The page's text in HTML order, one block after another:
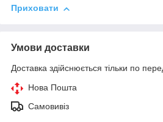
Приховати
Умови доставки
Доставка здійснюється тільки по
Нова Пошта
Самовивіз